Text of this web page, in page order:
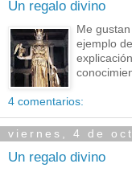
Un regalo divino
Me
ejemplo
4 comentarios:
viernes, 4 de
Un regalo divino